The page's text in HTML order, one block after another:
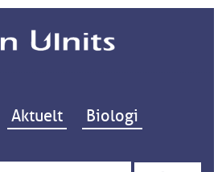
Hop til indhold
Aktuelt Biologi